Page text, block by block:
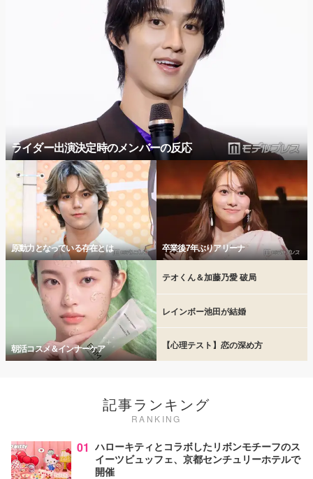
ライダー出演決定時のメンバーの反応
原動力となっている存在とは 卒業後7年ぶりアリーナ
朝活コスメ＆インナーケア
テオくん＆加藤乃愛 破局
レインボー池田が結婚
【心理テスト】恋の深め方
記事ランキング
RANKING
01 ハローキティとコラボしたリボンモチーフのス
イーツビュッフェ、京都センチュリーホテルで
開催